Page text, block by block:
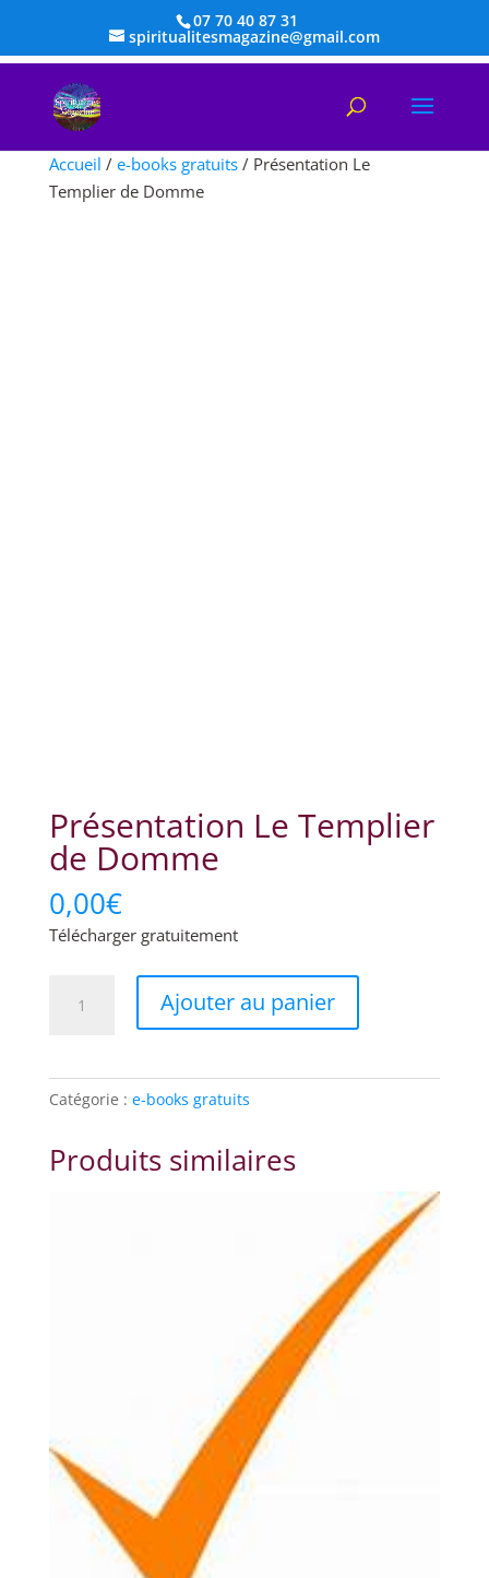
07 70 40 87 31
spiritualitesmagazine@gmail.com
Accueil / e-books gratuits/ Présentation Le
Templier de Domme
Présentation Le Templier
de Domme
0,00€
Télécharger gratuitement
Templier
Domme
Ajouter au panier
Catégorie : e-books gratuits
Produits similaires